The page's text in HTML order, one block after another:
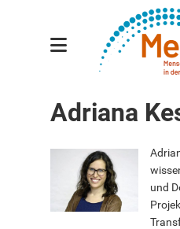
Teilprojekte
Forscher:innen
Projektleiter:innen
Mitarbeiter:innen
Adriana
und